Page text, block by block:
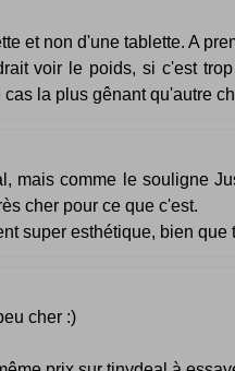
et non d'une tablette. A
voir le poids, si c'est
la plus gênant qu'autre
mais comme le souligne
cher pour ce que c'est.
super esthétique, bien que
cher :)